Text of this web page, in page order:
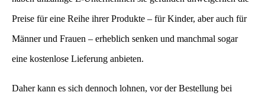
Preise für eine Reihe ihrer Produkte – für Kinder, aber auch für
Männer und Frauen – erheblich senken und manchmal sogar
eine kostenlose Lieferung anbieten.
Daher kann es sich dennoch lohnen, vor der Bestellung bei